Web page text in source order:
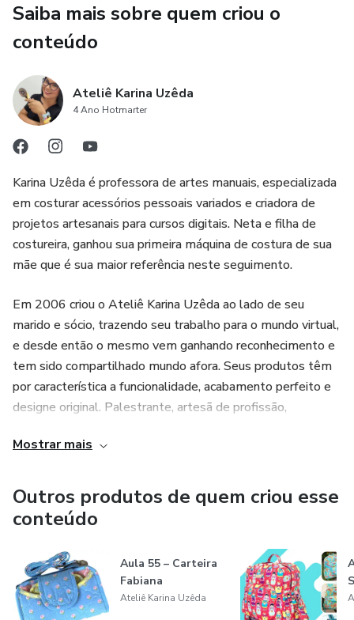
Saiba mais sobre quem criou o
conteúdo
Ateliê Karina Uzêda
4 Ano Hotmarter
Karina Uzêda é professora de artes manuais, especializada
em costurar acessórios pessoais variados e criadora de
projetos artesanais para cursos digitais. Neta e filha de
costureira, ganhou sua primeira máquina de costura de sua
mãe que é sua maior referência neste seguimento.
Em 2006 criou o Ateliê Karina Uzêda ao lado de seu
marido e sócio, trazendo seu trabalho para o mundo virtual,
e desde então o mesmo vem ganhando reconhecimento e
tem sido compartilhado mundo afora. Seus produtos têm
por característica a funcionalidade, acabamento perfeito e
designe original. Palestrante, artesã de profissão,
sociais, compartilhando conhecimento e incentivando
Suas aulas virtuais tornaram-se referência para muitas
artesãs e conta com alunas de países como Japão, França,
Inglaterra, Indonésia, Estados Unidos, Portugal e Brasil,
sendo mais de 70 projetos assinados e publicados
Baiana, criativa, casada, mãe de Lucas e Diego, Karina
Uzêda transforma tecido em fofuras e ama o que faz.
Mostrar mais
Outros produtos de quem criou esse
conteúdo
Aula 55 – Carteira
Fabiana
Ateliê Karina Uzêda